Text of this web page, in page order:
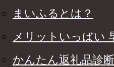
まいふるとは？
メリットいっぱい
かんたん返礼品診断